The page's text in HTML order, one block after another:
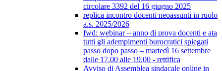
circolare 3392 del 16 giugno 2025
replica incontro docenti neoassunti in ruolo
a.s. 2025/2026
fwd: webinar – anno di prova docenti e ata
tutti gli adempimenti burocratici spiegati
passo dopo passo – martedì 16 settembre
dalle 17.00 alle 19.00 - rettifica
Avviso di Assemblea sindacale online in